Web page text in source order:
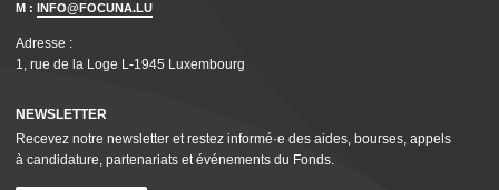
M : INFO@FOCUNA.LU
Adresse :
1, rue de la Loge L‑1945 Luxembourg
NEWSLETTER
Recevez notre newsletter et restez informé·e des aides, bourses, appels
à candidature, parte­nar­i­ats et événements du Fonds.